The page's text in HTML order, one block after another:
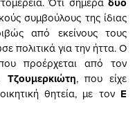
συμβούλους της ίδιας
από εκείνους τους
πολιτικά για την ήττα. Ο
προέρχεται από τον
Τζουμερκιώτη, που είχε
θητεία, με τον Ε